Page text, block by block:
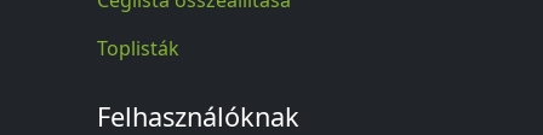
Toplisták
Felhasználóknak